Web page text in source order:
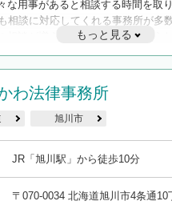
な用事があると相談する時間を取
相談に対応してくれる事務所が多
相談が増えそうな場合はそのよう
てみましょう。
を加えて再検索
もっと見る
わ法律事務所
旭川市
JR「旭川駅」から徒歩10分
〒070-0034 北海道旭川市4条通10